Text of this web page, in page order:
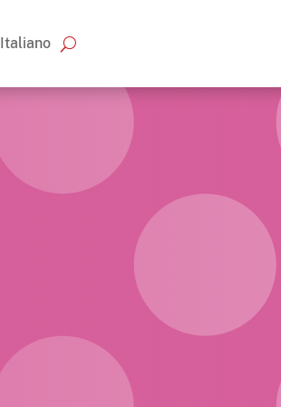
Italiano